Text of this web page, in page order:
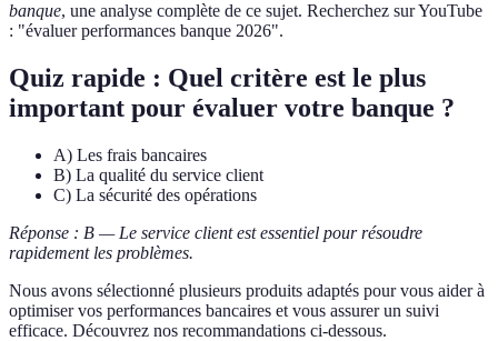
banque, une analyse complète de ce sujet. Recherchez sur YouTube
: "évaluer performances banque 2026".
Quiz rapide : Quel critère est le plus
important pour évaluer votre banque ?
A) Les frais bancaires
B) La qualité du service client
C) La sécurité des opérations
Réponse : B — Le service client est essentiel pour résoudre
rapidement les problèmes.
Nous avons sélectionné plusieurs produits adaptés pour vous aider à
optimiser vos performances bancaires et vous assurer un suivi
efficace. Découvrez nos recommandations ci-dessous.